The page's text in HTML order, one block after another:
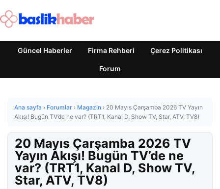
Güncel Haberler Firma Rehberi Çerez Politikası
Forum
Ana sayfa › Forumlar › Magazin › 20 Mayıs Çarşamba 2026 TV Yayın
Akışı! Bugün TV’de ne var? (TRT1, Kanal D, Show TV, Star, ATV, TV8)
20 Mayıs Çarşamba 2026 TV
Yayın Akışı! Bugün TV’de ne
var? (TRT1, Kanal D, Show TV,
Star, ATV, TV8)